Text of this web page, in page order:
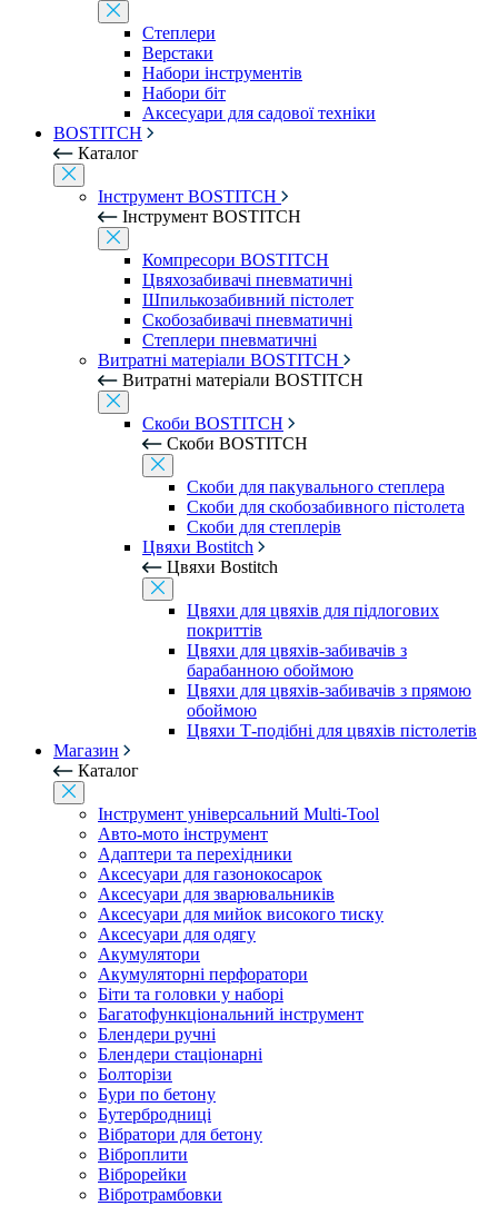
Степлери
Верстаки
Набори інструментів
Набори біт
Аксесуари для садової техніки
BOSTITCH
Каталог
Інструмент BOSTITCH
Інструмент BOSTITCH
Компресори BOSTITCH
Цвяхозабивачі пневматичні
Шпилькозабивний пістолет
Скобозабивачі пневматичні
Степлери пневматичні
Витратні матеріали BOSTITCH
Витратні матеріали BOSTITCH
Скоби BOSTITCH
Скоби BOSTITCH
Скоби для пакувального степлера
Скоби для скобозабивного пістолета
Скоби для степлерів
Цвяхи Bostitch
Цвяхи Bostitch
Цвяхи для цвяхів для підлогових
покриттів
Цвяхи для цвяхів-забивачів з
барабанною обоймою
Цвяхи для цвяхів-забивачів з прямою
обоймою
Цвяхи Т-подібні для цвяхів пістолетів
Магазин
Каталог
Інструмент універсальний Multi-Tool
Авто-мото інструмент
Адаптери та перехідники
Аксесуари для газонокосарок
Аксесуари для зварювальників
Аксесуари для мийок високого тиску
Аксесуари для одягу
Акумулятори
Акумуляторні перфоратори
Біти та головки у наборі
Багатофункціональний інструмент
Блендери ручні
Блендери стаціонарні
Болторізи
Бури по бетону
Бутербродниці
Вібратори для бетону
Віброплити
Віброрейки
Вібротрамбовки